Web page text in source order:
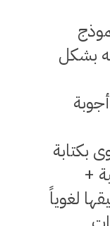
بشكل
بكتابة
+
لغوياً